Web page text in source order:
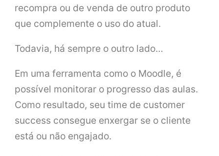
recompra ou de venda de outro produto
que complemente o uso do atual.
Todavia, há sempre o outro lado…
Em uma ferramenta como o Moodle, é
possível monitorar o progresso das aulas.
Como resultado, seu time de customer
success consegue enxergar se o cliente
está ou não engajado.